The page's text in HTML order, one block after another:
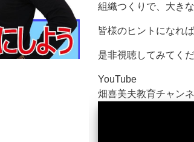
組織つくりで、大き
皆様のヒントになれ
是非視聴してみてくだ
YouTube
畑喜美夫教育チャン